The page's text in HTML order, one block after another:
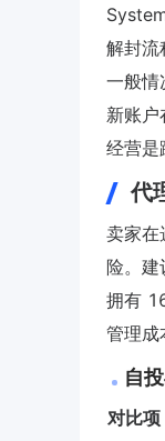
解封流
一般情
新账
经营是
代
卖家在
险。建
拥有
管理成
自
对比项